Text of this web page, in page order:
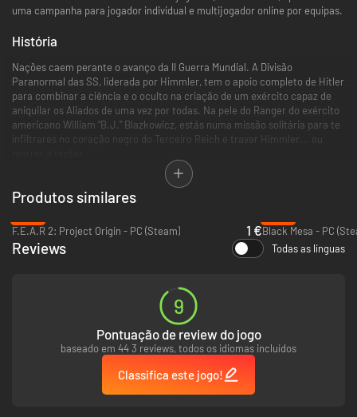
uma campanha para jogador individual e multijogador online por equipas.
História
Nações caem perante o avanço da II Guerra Mundial. A Divisão
Paranormal das SS, liderada por Himmler, tem o apoio completo de Hitler
para combinar a ciência e o oculto na criação de um exército capaz de
aniquilar os Aliados de uma vez por todas. Na pele do Ranger do exército
americano William “B.J.” Blazkowicz, estás numa missão solitária para te
infiltrares no coração negro do Terceiro Reich e travar Himmler... ou
individual.
Utiliza uma combinação de armas clássicas da II Guerra Mundial
com armamento de ficção científica.
Compete pelo Eixo ou pelos Aliados no multijogador online por
equipas e focado em objetivos.
Produtos similares
F.E.A.R 2: Project Origin - PC (Steam)
1 €Black Mesa - PC
Reviews Todas as línguas
9
Pontuação de review do jogo
baseado em 44 3 reviews, todos os idiomas incluídos
Classifica este jogo!